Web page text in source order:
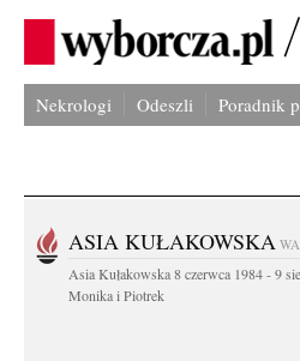
Nekrologi Odeszli Poradnik
ASIA KUŁAKOWSKA
Asia Kułakowska 8 czerwca 1984 - 9
Monika i Piotrek